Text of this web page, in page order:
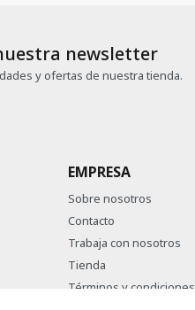
newsletter
y ofertas de nuestra tienda.
EMPRESA
Sobre nosotros
Contacto
Trabaja con nosotros
Tienda
Términos y condiciones